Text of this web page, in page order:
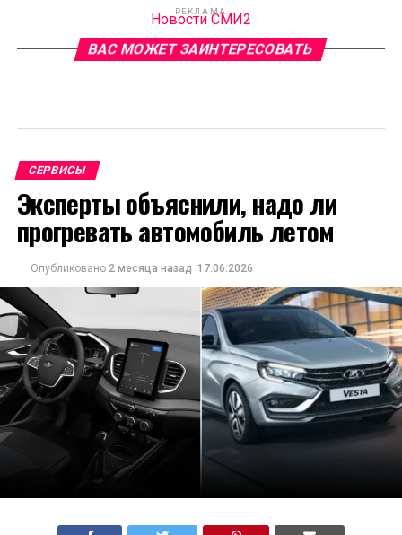
РЕКЛАМА
Новости СМИ2
ВАС МОЖЕТ ЗАИНТЕРЕСОВАТЬ
СЕРВИСЫ
Эксперты объяснили, надо ли
прогревать автомобиль летом
Опубликовано 2 месяца назад 17.06.2026